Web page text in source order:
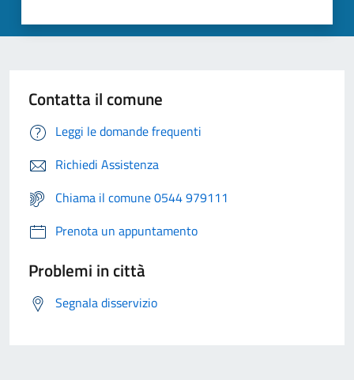
Contatta il comune
Leggi le domande frequenti
Richiedi Assistenza
Chiama il comune 0544 979111
Prenota un appuntamento
Problemi in città
Segnala disservizio